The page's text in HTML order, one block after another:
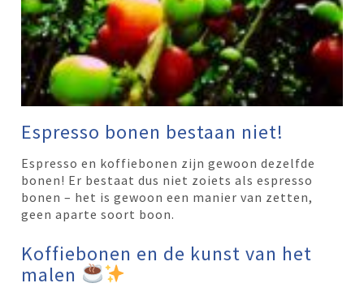
Espresso bonen bestaan niet!
Espresso en koffiebonen zijn gewoon dezelfde
bonen! Er bestaat dus niet zoiets als espresso
bonen – het is gewoon een manier van zetten,
geen aparte soort boon.
Koffiebonen en de kunst van het
malen